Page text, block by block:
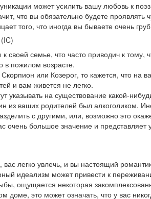
может усилить вашу любовь к
что вы обязательно будете проявлять
того, что иногда вы бываете очень
своей семье, что часто приводич к тому,
в пожилом возрасте.
или Козерог, то кажется, что на
и вам живется не легко.
указывать на существование какой-
из ваших родителей был алкоголиком.
с другими, или, возможно это
очень большое значение и
легко увлечь, и вы настоящий
идеализм может привести к
ощущается некоторая
доме, это может означать, что у вас